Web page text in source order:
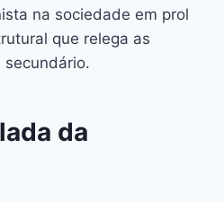
na sociedade em prol
que relega as
secundário.
da